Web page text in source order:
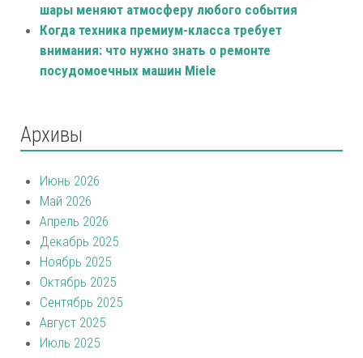
шары меняют атмосферу любого события
Когда техника премиум-класса требует
внимания: что нужно знать о ремонте
посудомоечных машин Miele
Архивы
Июнь 2026
Май 2026
Апрель 2026
Декабрь 2025
Ноябрь 2025
Октябрь 2025
Сентябрь 2025
Август 2025
Июль 2025